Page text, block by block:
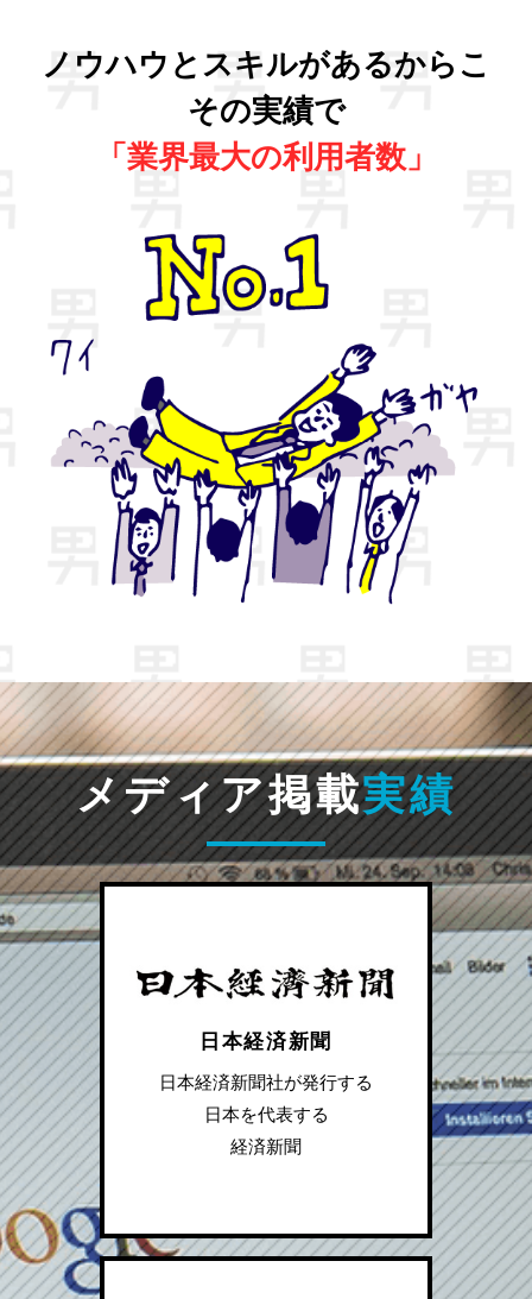
ノウハウとスキルがあるからこ
その実績で
「業界最大の利用者数」
メディア掲載実績
日本経済新聞
日本経済新聞社が発行する
日本を代表する
経済新聞